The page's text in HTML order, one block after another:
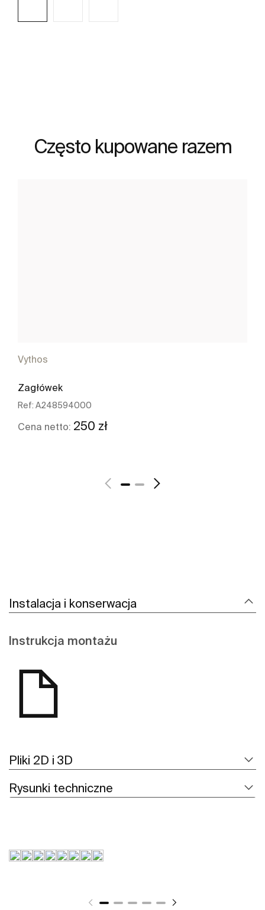
Często kupowane razem
Vythos
Zagłówek
Ref: A248594000
Cena netto: 250 zł
Instalacja i konserwacja
Instrukcja montażu
Pliki 2D i 3D
Rysunki techniczne